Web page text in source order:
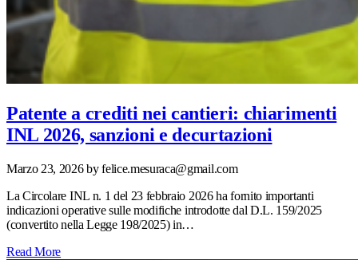
Patente a crediti nei cantieri: chiarimenti
INL 2026, sanzioni e decurtazioni
Marzo 23, 2026by felice.mesuraca@gmail.com
La Circolare INL n. 1 del 23 febbraio 2026 ha fornito importanti
indicazioni operative sulle modifiche introdotte dal D.L. 159/2025
(convertito nella Legge 198/2025) in…
Read More